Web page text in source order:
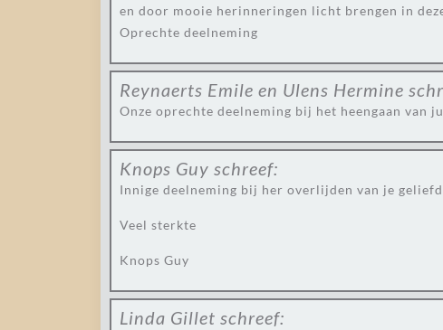
en door mooie herinneringen licht brengen in
Oprechte deelneming
Reynaerts Emile en Ulens Hermine
Onze oprechte deelneming bij het heengaan van
Knops Guy schreef:
Innige deelneming bij her overlijden van je
Veel sterkte
Knops Guy
Linda Gillet schreef: